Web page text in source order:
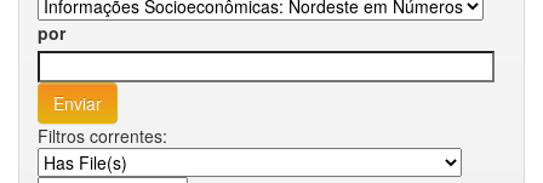
por
Filtros correntes: